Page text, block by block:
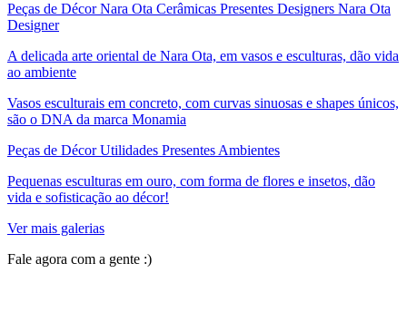
Peças de Décor Nara Ota Cerâmicas Presentes Designers Nara Ota
Designer
A delicada arte oriental de Nara Ota, em vasos e esculturas, dão vida
ao ambiente
Vasos esculturais em concreto, com curvas sinuosas e shapes únicos,
são o DNA da marca Monamia
Peças de Décor Utilidades Presentes Ambientes
Pequenas esculturas em ouro, com forma de flores e insetos, dão
vida e sofisticação ao décor!
Ver mais galerias
Fale agora com a gente :)